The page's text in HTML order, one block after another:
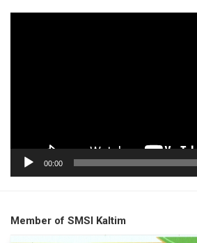
00:00
Member of SMSI Kaltim